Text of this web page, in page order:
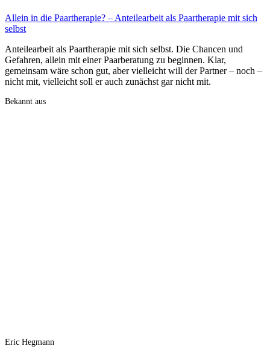
Allein in die Paartherapie? – Anteilearbeit als Paartherapie mit sich
selbst
Anteilearbeit als Paartherapie mit sich selbst. Die Chancen und
Gefahren, allein mit einer Paarberatung zu beginnen. Klar,
gemeinsam wäre schon gut, aber vielleicht will der Partner – noch –
nicht mit, vielleicht soll er auch zunächst gar nicht mit.
Bekannt aus
Eric Hegmann